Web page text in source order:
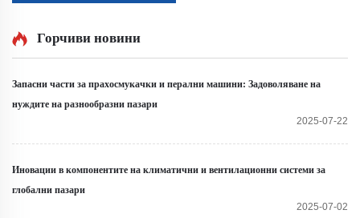
за монтиране в
управление на клима за
разделен климатик
Горчиви новини
Запасни части за прахосмукачки и перални машини: Задоволяване на
нуждите на разнообразни пазари
2025-07-22
Иновации в компонентите на климатични и вентилационни системи за
глобални пазари
2025-07-02